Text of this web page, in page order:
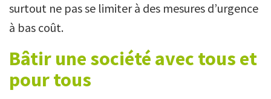
surtout ne pas se limiter à des mesures d’urgence
à bas coût.
Bâtir une société avec tous et
pour tous